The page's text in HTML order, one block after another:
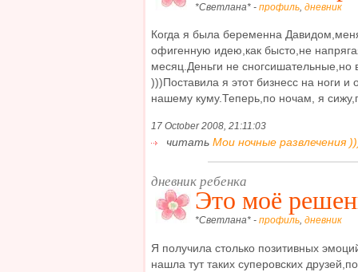
*Светлана* - профиль дневник
Когда я была беременна
офигенную идею,как бысто,не
месяц.Деньги не сногсишательные,но
)))Поставила я этот бизнесс на ноги и
нашему куму.Теперь,по ночам, я
17 October 2008, 21:11:03
читать Мои ночные развлечения
дневник ребенка
Это моё
*Светлана* - профиль, дневник
Я получила столько позитивных
нашла тут таких суперовских